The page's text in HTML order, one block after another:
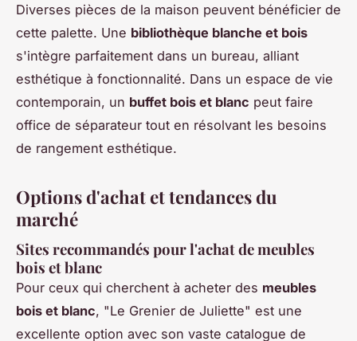
Diverses pièces de la maison peuvent bénéficier de
cette palette. Une bibliothèque blanche et bois
s'intègre parfaitement dans un bureau, alliant
esthétique à fonctionnalité. Dans un espace de vie
contemporain, un buffet bois et blanc peut faire
office de séparateur tout en résolvant les besoins
de rangement esthétique.
Options d'achat et tendances du
marché
Sites recommandés pour l'achat de meubles
bois et blanc
Pour ceux qui cherchent à acheter des meubles
bois et blanc, "Le Grenier de Juliette" est une
excellente option avec son vaste catalogue de